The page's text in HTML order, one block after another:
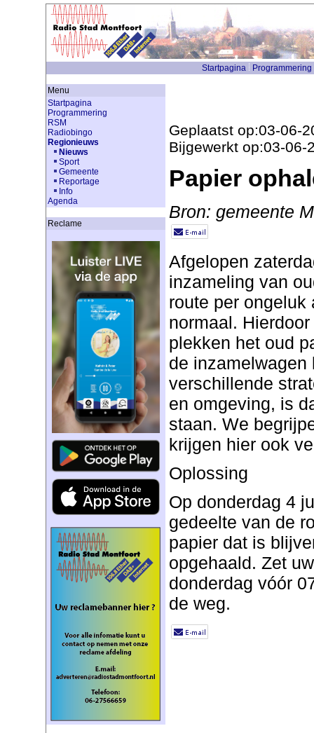
Startpagina Programmering
Menu
Startpagina
Programmering
RSM
Radiobingo
Regionieuws
Nieuws
Sport
Gemeente
Reportage
Info
Agenda
Reclame
Geplaatst op:03-06-
Bijgewerkt op:03-06-
Papier
Bron: gemeente
Afgelopen
inzameling van
route per ongeluk
normaal.
plekken het oud
de inzamelwagen
verschillende
en omgeving, is
staan. We
krijgen hier ook
Oplossing
Op donderdag 4
gedeelte van de
papier dat is
opgehaald. Zet
donderdag vóór
de weg.